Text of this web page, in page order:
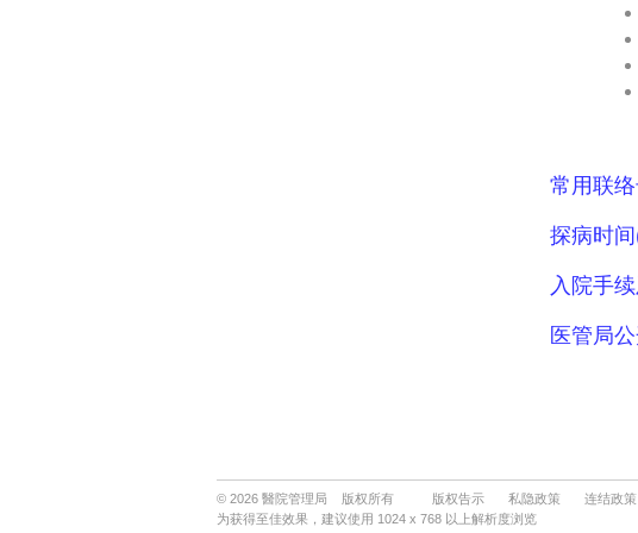
© 2026 醫院管理局 版权所有 版权告示 私隐政策 连结政策
为获得至佳效果，建议使用 1024 x 768 以上解析度浏览